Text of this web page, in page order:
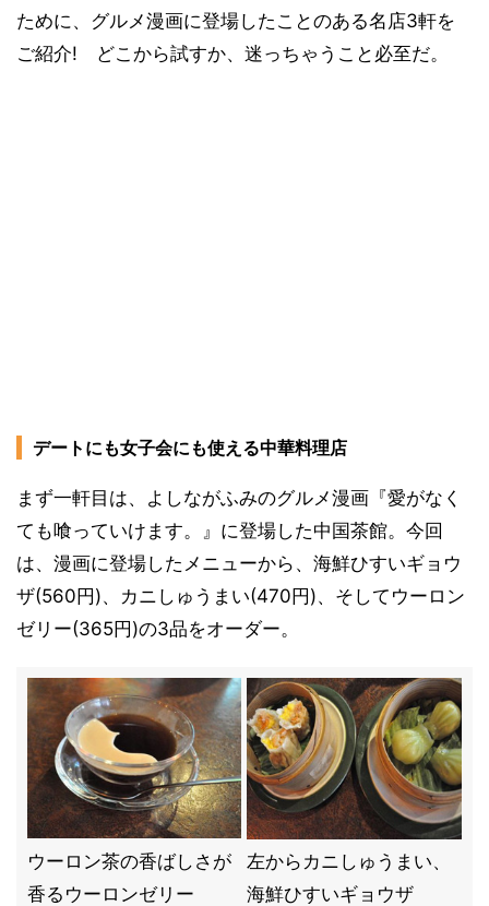
ために、グルメ漫画に登場したことのある名店3軒を
ご紹介! どこから試すか、迷っちゃうこと必至だ。
デートにも女子会にも使える中華料理店
まず一軒目は、よしながふみのグルメ漫画『愛がなく
ても喰っていけます。』に登場した中国茶館。今回
は、漫画に登場したメニューから、海鮮ひすいギョウ
ザ(560円)、カニしゅうまい(470円)、そしてウーロン
ゼリー(365円)の3品をオーダー。
ウーロン茶の香ばしさが
香るウーロンゼリー
左からカニしゅうまい、
海鮮ひすいギョウザ